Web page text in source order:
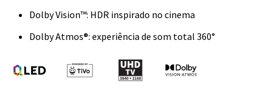
Dolby Vision™: HDR inspirado no cinema
Dolby Atmos®: experiência de som total 360°